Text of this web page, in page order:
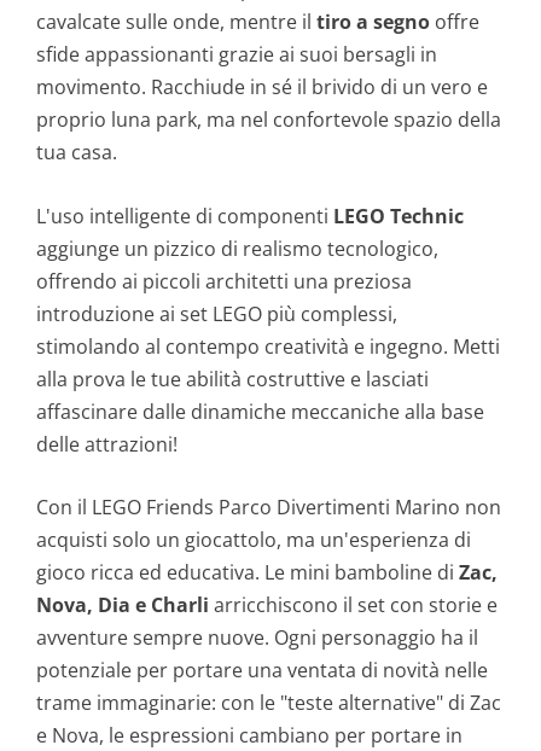
cavalcate sulle onde, mentre il tiro a segno offre
sfide appassionanti grazie ai suoi bersagli in
movimento. Racchiude in sé il brivido di un vero e
proprio luna park, ma nel confortevole spazio della
tua casa.
L'uso intelligente di componenti LEGO Technic
aggiunge un pizzico di realismo tecnologico,
offrendo ai piccoli architetti una preziosa
introduzione ai set LEGO più complessi,
stimolando al contempo creatività e ingegno. Metti
alla prova le tue abilità costruttive e lasciati
affascinare dalle dinamiche meccaniche alla base
delle attrazioni!
Con il LEGO Friends Parco Divertimenti Marino non
acquisti solo un giocattolo, ma un'esperienza di
gioco ricca ed educativa. Le mini bamboline di Zac,
Nova, Dia e Charli arricchiscono il set con storie e
avventure sempre nuove. Ogni personaggio ha il
potenziale per portare una ventata di novità nelle
trame immaginarie: con le "teste alternative" di Zac
e Nova, le espressioni cambiano per portare in